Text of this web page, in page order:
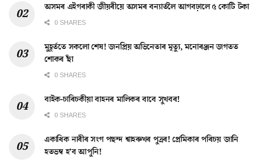
অসমৰ এইগৰাকী জীয়ৰীয়ে অসমৰ বন্যাৰ্তলৈ আগবঢ়ালে ৫ কোটি টকা
0 SHARES
মুহূৰ্ততে সকলো শেষ! জনপ্ৰিয় অভিনেতাৰ মৃত্যু, মনোৰঞ্জন জগতত
শোকৰ ছাঁ
0 SHARES
বাইক-চাৰিচকীয়া বাহনৰ মালিকৰ বাবে সুখবৰ!
0 SHARES
একাধিক নাৰীৰ সংগ পছন্দ শ্বাহৰুখৰ পুত্ৰৰ! প্ৰেমিকাৰ পৰিচয় জানি
হতভম্ব হ’ব আপুনি!